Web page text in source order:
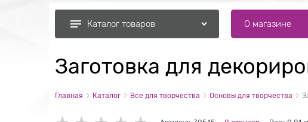
Каталог товаров О магазине
Заготовка для
Главная Каталог Все для творчества Основы для творчества